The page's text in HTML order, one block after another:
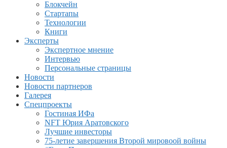
Блокчейн
Стартапы
Технологии
Книги
Эксперты
Экспертное мнение
Интервью
Персональные страницы
Новости
Новости партнеров
Галерея
Спецпроекты
Гостиная ИФа
NFT Юрия Аратовского
Лучшие инвесторы
75-летие завершения Второй мировоой войны